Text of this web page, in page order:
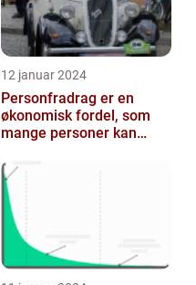
12 januar 2024
Personfradrag er en
økonomisk fordel, som
mange personer kan
årlige selvangiv...